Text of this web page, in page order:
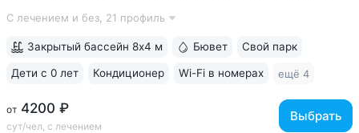
заповедника 6 га с цветущими деревьями, беседками,
С лечением и без, 21 профиль
от 4200 ₽
сут/чел, с лечением
Выбрать
Закрытый бассейн 8х4 м Бювет Свой парк
Дети с 0 лет Кондиционер Wi-Fi в номерах ещё 4